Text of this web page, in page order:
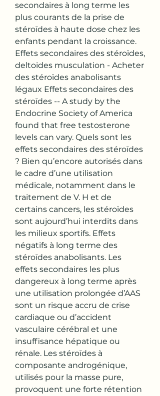
secondaires à long terme les
plus courants de la prise de
stéroïdes à haute dose chez les
enfants pendant la croissance.
Effets secondaires des stéroïdes,
deltoides musculation - Acheter
des stéroïdes anabolisants
légaux Effets secondaires des
stéroïdes -- A study by the
Endocrine Society of America
found that free testosterone
levels can vary. Quels sont les
effets secondaires des stéroïdes
? Bien qu’encore autorisés dans
le cadre d’une utilisation
médicale, notamment dans le
traitement de V. H et de
certains cancers, les stéroïdes
sont aujourd’hui interdits dans
les milieux sportifs. Effets
négatifs à long terme des
stéroïdes anabolisants. Les
effets secondaires les plus
dangereux à long terme après
une utilisation prolongée d’AAS
sont un risque accru de crise
cardiaque ou d’accident
vasculaire cérébral et une
insuffisance hépatique ou
rénale. Les stéroïdes à
composante androgénique,
utilisés pour la masse pure,
provoquent une forte rétention